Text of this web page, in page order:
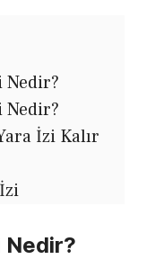
Nedir?
Nedir?
İzi Kalır
Nedir?